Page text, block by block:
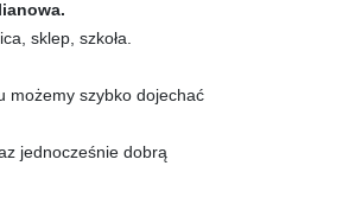
sklep, szkoła.
możemy szybko dojechać
jednocześnie dobrą